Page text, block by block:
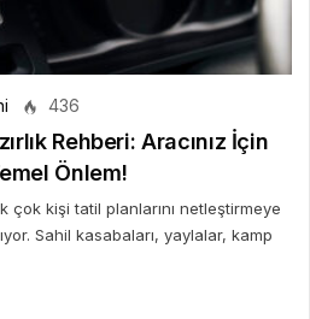
436
Rehberi: Aracınız İçin
Önlem!
çok kişi tatil planlarını netleştirmeye
Sahil kasabaları, yaylalar, kamp